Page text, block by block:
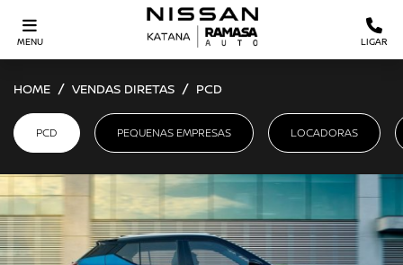
MENU LIGAR
HOME VENDAS DIRETAS PCD
PCD PEQUENAS EMPRESAS LOCADORAS